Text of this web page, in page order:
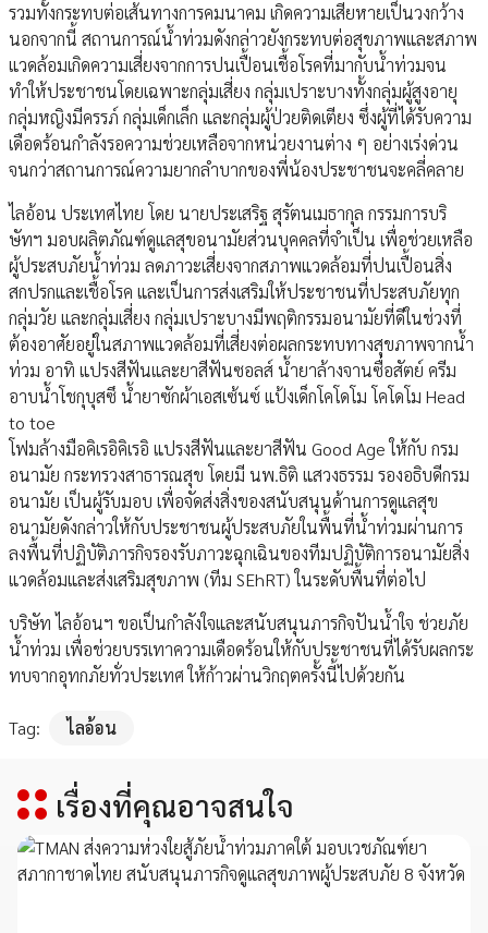
รวมทั้งกระทบต่อเส้นทางการคมนาคม เกิดความเสียหายเป็นวงกว้าง
นอกจากนี้ สถานการณ์น้ำท่วมดังกล่าวยังกระทบต่อสุขภาพและสภาพ
แวดล้อมเกิดความเสี่ยงจากการปนเปื้อนเชื้อโรคที่มากับน้ำท่วมจน
ทำให้ประชาชนโดยเฉพาะกลุ่มเสี่ยง กลุ่มเปราะบางทั้งกลุ่มผู้สูงอายุ
กลุ่มหญิงมีครรภ์ กลุ่มเด็กเล็ก และกลุ่มผู้ป่วยติดเตียง ซึ่งผู้ที่ได้รับความ
เดือดร้อนกำลังรอความช่วยเหลือจากหน่วยงานต่าง ๆ อย่างเร่งด่วน
จนกว่าสถานการณ์ความยากลำบากของพี่น้องประชาชนจะคลี่คลาย
ไลอ้อน ประเทศไทย โดย นายประเสริฐ สุรัตนเมธากุล กรรมการบริ
ษัทฯ มอบผลิตภัณฑ์ดูแลสุขอนามัยส่วนบุคคลที่จำเป็น เพื่อช่วยเหลือ
ผู้ประสบภัยน้ำท่วม ลดภาวะเสี่ยงจากสภาพแวดล้อมที่ปนเปื้อนสิ่ง
สกปรกและเชื้อโรค และเป็นการส่งเสริมให้ประชาชนที่ประสบภัยทุก
กลุ่มวัย และกลุ่มเสี่ยง กลุ่มเปราะบางมีพฤติกรรมอนามัยที่ดีในช่วงที่
ต้องอาศัยอยู่ในสภาพแวดล้อมที่เสี่ยงต่อผลกระทบทางสุขภาพจากน้ำ
ท่วม อาทิ แปรงสีฟันและยาสีฟันซอลส์ น้ำยาล้างจานซื่อสัตย์ ครีม
อาบน้ำโชกุบุสซึ น้ำยาซักผ้าเอสเซ้นซ์ แป้งเด็กโคโดโม โคโดโม Head
to toe
โฟมล้างมือคิเรอิคิเรอิ แปรงสีฟันและยาสีฟัน Good Age ให้กับ กรม
อนามัย กระทรวงสาธารณสุข โดยมี นพ.ธิติ แสวงธรรม รองอธิบดีกรม
อนามัย เป็นผู้รับมอบ เพื่อจัดส่งสิ่งของสนับสนุนด้านการดูแลสุข
อนามัยดังกล่าวให้กับประชาชนผู้ประสบภัยในพื้นที่น้ำท่วมผ่านการ
ลงพื้นที่ปฏิบัติภารกิจรองรับภาวะฉุกเฉินของทีมปฏิบัติการอนามัยสิ่ง
แวดล้อมและส่งเสริมสุขภาพ (ทีม SEhRT) ในระดับพื้นที่ต่อไป
บริษัท ไลอ้อนฯ ขอเป็นกำลังใจและสนับสนุนภารกิจปันน้ำใจ ช่วยภัย
น้ำท่วม เพื่อช่วยบรรเทาความเดือดร้อนให้กับประชาชนที่ได้รับผลกระ
ทบจากอุทกภัยทั่วประเทศ ให้ก้าวผ่านวิกฤตครั้งนี้ไปด้วยกัน
Tag: ไลอ้อน
เรื่องที่คุณอาจสนใจ